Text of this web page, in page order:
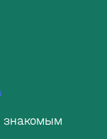
знакомым